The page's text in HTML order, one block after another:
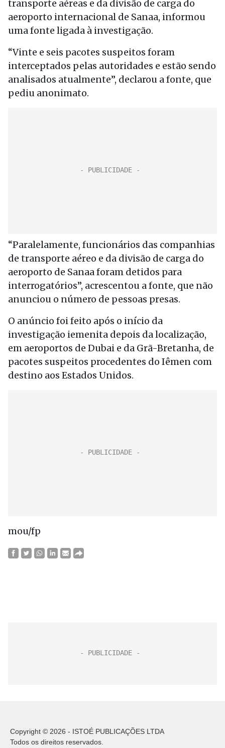
transporte aéreas e da divisão de carga do
aeroporto internacional de Sanaa, informou
uma fonte ligada à investigação.
“Vinte e seis pacotes suspeitos foram
interceptados pelas autoridades e estão sendo
analisados atualmente”, declarou a fonte, que
pediu anonimato.
“Paralelamente, funcionários das companhias
de transporte aéreo e da divisão de carga do
aeroporto de Sanaa foram detidos para
interrogatórios”, acrescentou a fonte, que não
anunciou o número de pessoas presas.
O anúncio foi feito após o início da
investigação iemenita depois da localização,
em aeroportos de Dubai e da Grã-Bretanha, de
pacotes suspeitos procedentes do Iêmen com
destino aos Estados Unidos.
mou/fp
Copyright © 2026 - ISTOÉ PUBLICAÇÕES LTDA
Todos os direitos reservados.